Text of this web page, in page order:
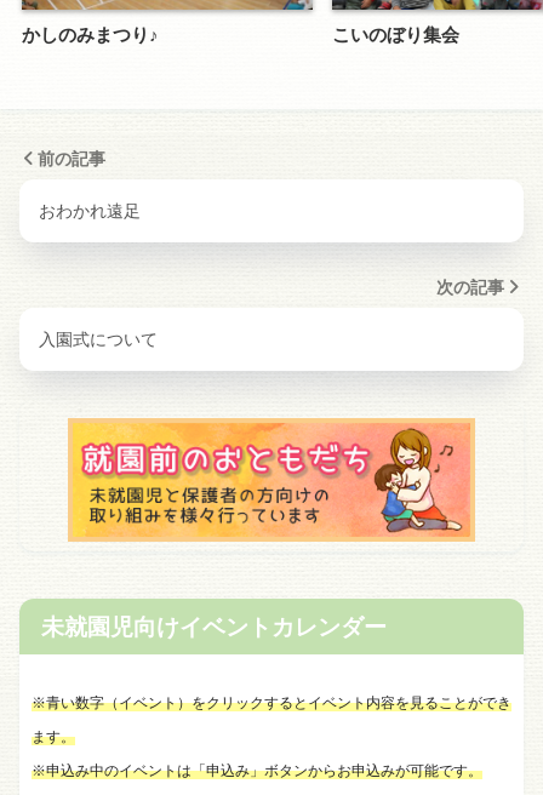
かしのみまつり♪ こいのぼり集会
前の記事
おわかれ遠足
次の記事
入園式について
未就園児向けイベントカレンダー
※青い数字（イベント）をクリックするとイベント内容を見ることができ
ます。
※申込み中のイベントは「申込み」ボタンからお申込みが可能です。